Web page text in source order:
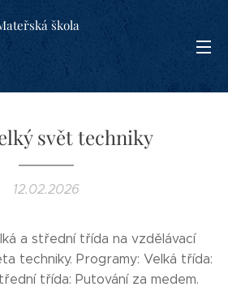
škola
svět techniky
12.02.2026
a střední třída na vzdělávací
techniky. Programy: Velká třída:
třída: Putování za medem.